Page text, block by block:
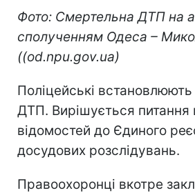
Фото: Смертельна ДТП на
сполученням Одеса –
((od.npu.gov.ua)
Поліцейські встановлюють
ДТП. Вирішується
відомостей до Єдиного
досудових розслідувань.
Правоохоронці вкотре